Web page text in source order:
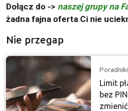
Dołącz do -> naszej grupy na
żadna fajna oferta Ci nie
Nie przegap
Poradniki
Limit
bez